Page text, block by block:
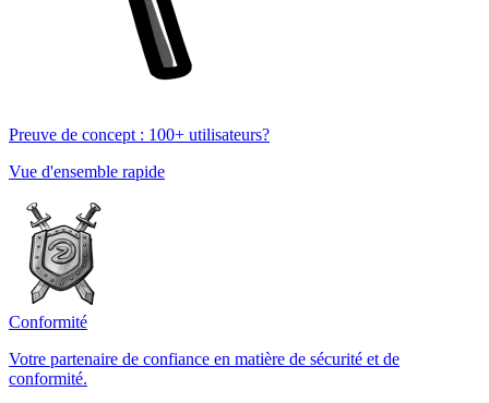
Preuve de concept : 100+ utilisateurs?
Vue d'ensemble rapide
Conformité
Votre partenaire de confiance en matière de sécurité et de
conformité.